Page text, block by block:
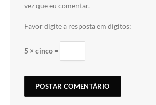
vez que eu comentar.
Favor digite a resposta em dígitos:
5 × cinco =